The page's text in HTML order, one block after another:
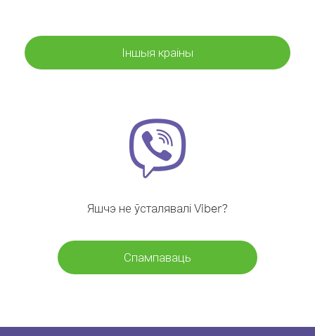
Іншыя краіны
Яшчэ не ўсталявалі Viber?
Спампаваць